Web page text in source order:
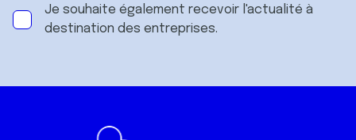
Je souhaite également recevoir l'actualité à
destination des entreprises.